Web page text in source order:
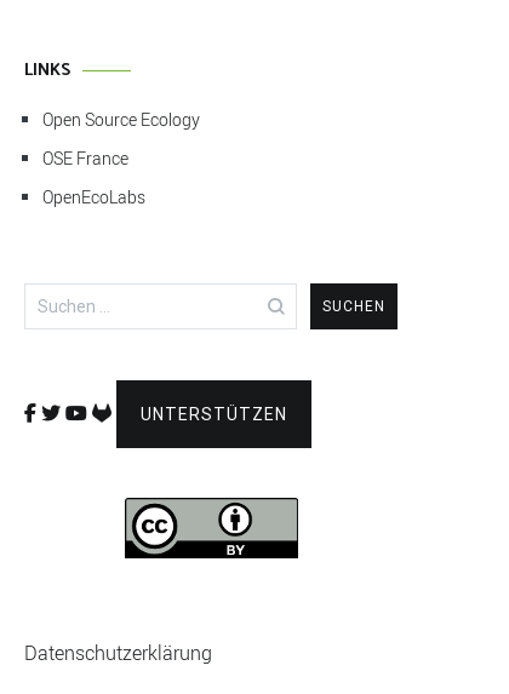
LINKS
Open Source Ecology
OSE France
OpenEcoLabs
Suchen
nach:
UNTERSTÜTZEN
Datenschutzerklärung